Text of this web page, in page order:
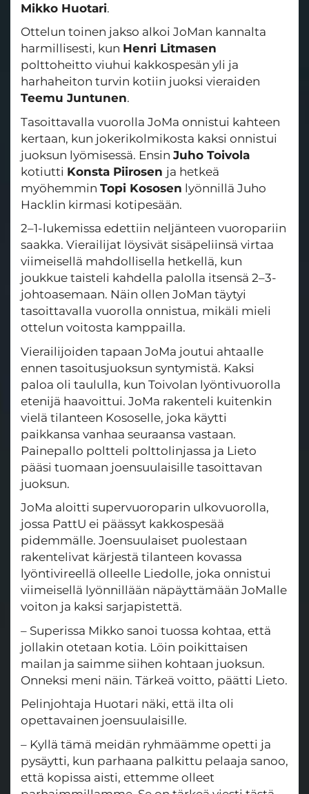
Mikko Huotari.
Ottelun toinen jakso alkoi JoMan kannalta
harmillisesti, kun Henri Litmasen
polttoheitto viuhui kakkospesän yli ja
harhaheiton turvin kotiin juoksi vieraiden
Teemu Juntunen.
Tasoittavalla vuorolla JoMa onnistui kahteen
kertaan, kun jokerikolmikosta kaksi onnistui
juoksun lyömisessä. Ensin Juho Toivola
kotiutti Konsta Piirosen ja hetkeä
myöhemmin Topi Kososen lyönnillä Juho
Hacklin kirmasi kotipesään.
2–1-lukemissa edettiin neljänteen vuoropariin
saakka. Vierailijat löysivät sisäpeliinsä virtaa
viimeisellä mahdollisella hetkellä, kun
joukkue taisteli kahdella palolla itsensä 2–3-
johtoasemaan. Näin ollen JoMan täytyi
tasoittavalla vuorolla onnistua, mikäli mieli
ottelun voitosta kamppailla.
Vierailijoiden tapaan JoMa joutui ahtaalle
ennen tasoitusjuoksun syntymistä. Kaksi
paloa oli taululla, kun Toivolan lyöntivuorolla
etenijä haavoittui. JoMa rakenteli kuitenkin
vielä tilanteen Kososelle, joka käytti
paikkansa vanhaa seuraansa vastaan.
Painepallo poltteli polttolinjassa ja Lieto
pääsi tuomaan joensuulaisille tasoittavan
juoksun.
JoMa aloitti supervuoroparin ulkovuorolla,
jossa PattU ei päässyt kakkospesää
pidemmälle. Joensuulaiset puolestaan
rakentelivat kärjestä tilanteen kovassa
lyöntivireellä olleelle Liedolle, joka onnistui
viimeisellä lyönnillään näpäyttämään JoMalle
voiton ja kaksi sarjapistettä.
– Superissa Mikko sanoi tuossa kohtaa, että
jollakin otetaan kotia. Löin poikittaisen
mailan ja saimme siihen kohtaan juoksun.
Onneksi meni näin. Tärkeä voitto, päätti Lieto.
Pelinjohtaja Huotari näki, että ilta oli
opettavainen joensuulaisille.
– Kyllä tämä meidän ryhmäämme opetti ja
pysäytti, kun parhaana palkittu pelaaja sanoo,
että kopissa aisti, ettemme olleet